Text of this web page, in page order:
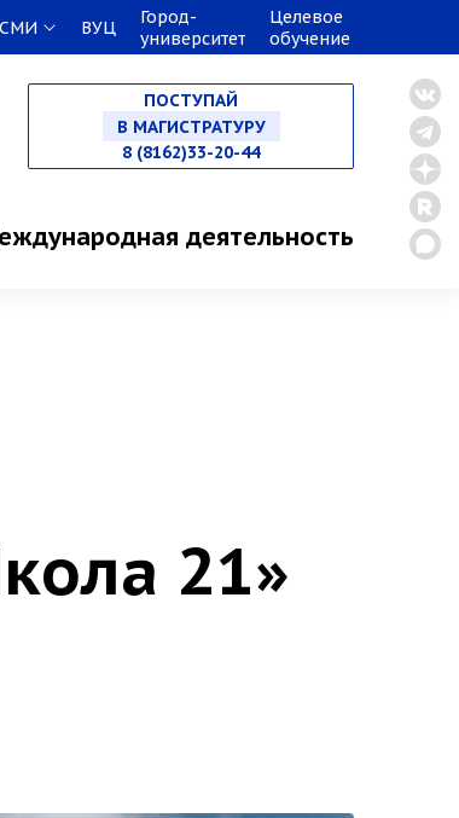
СМИ ВУЦ
Город-
университет
Целевое
обучение
ПОСТУПАЙ
НА СПЕЦИАЛИТЕТ
В МАГИСТРАТУРУ
8 (8162)33-20-44
деятельность
21»